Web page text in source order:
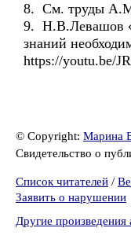
8. См. труды
9. Н.В.Левашов
знаний
https://youtu.be/
© Copyright: Марина
Свидетельство о
Список читателей /
Заявить о нарушении
Другие